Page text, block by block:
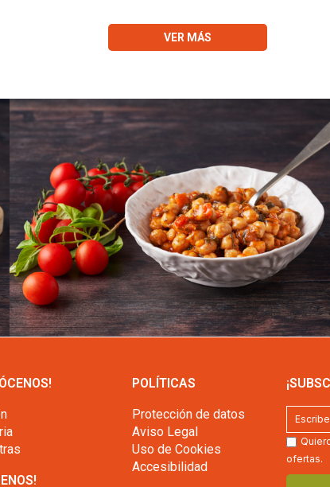
VER MÁS
POLÍTICAS
Protección de datos
Aviso Legal
Uso de Cookies
Accesibilidad
ofertas.